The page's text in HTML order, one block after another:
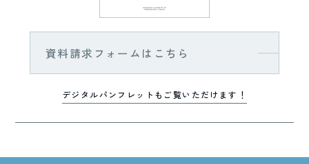
資料請求フォームはこちら
デジタルパンフレットもご覧いただけます！